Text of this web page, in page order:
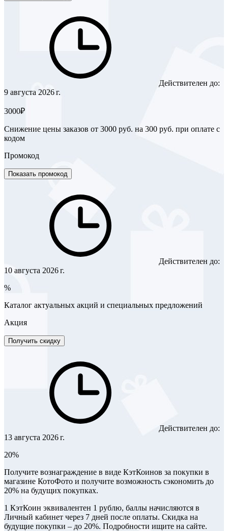
Действителен до:
9 августа 2026 г.
3000₽
Снижение цены заказов от 3000 руб. на 300 руб. при оплате с
кодом
Промокод
Показать промокод
Действителен до:
10 августа 2026 г.
%
Каталог актуальных акций и специальных предложений
Акция
Получить скидку
Действителен до:
13 августа 2026 г.
20%
Получите вознаграждение в виде КэтКоинов за покупки в
магазине КотоФото и получите возможность сэкономить до
20% на будущих покупках.
1 КэтКоин эквивалентен 1 рублю, баллы начисляются в
Личный кабинет через 7 дней после оплаты. Скидка на
будущие покупки – до 20%. Подробности ищите на сайте.